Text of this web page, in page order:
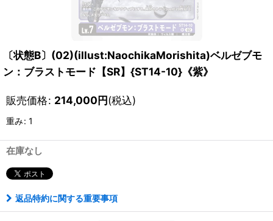
〔状態B〕(02)(illust:NaochikaMorishita)ベルゼブモ
ン：ブラストモード【SR】{ST14-10}《紫》
販売価格: 214,000円(税込)
重み: 1
在庫なし
返品特約に関する重要事項